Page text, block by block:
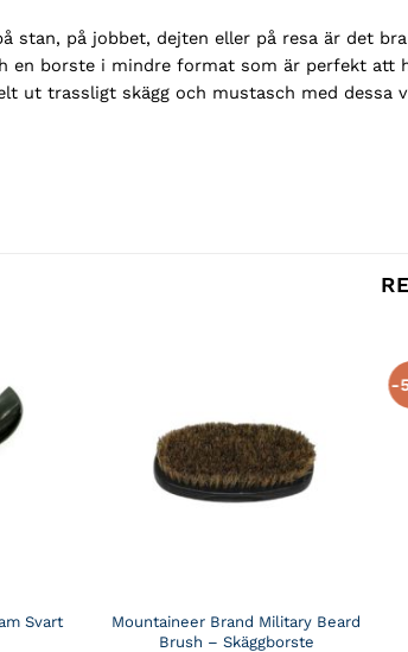
stan, på jobbet, dejten eller på resa är det
en borste i mindre format som är perfekt att
ut trassligt skägg och mustasch med
Svart
Mountaineer Brand Military Beard
Brush – Skäggborste
-